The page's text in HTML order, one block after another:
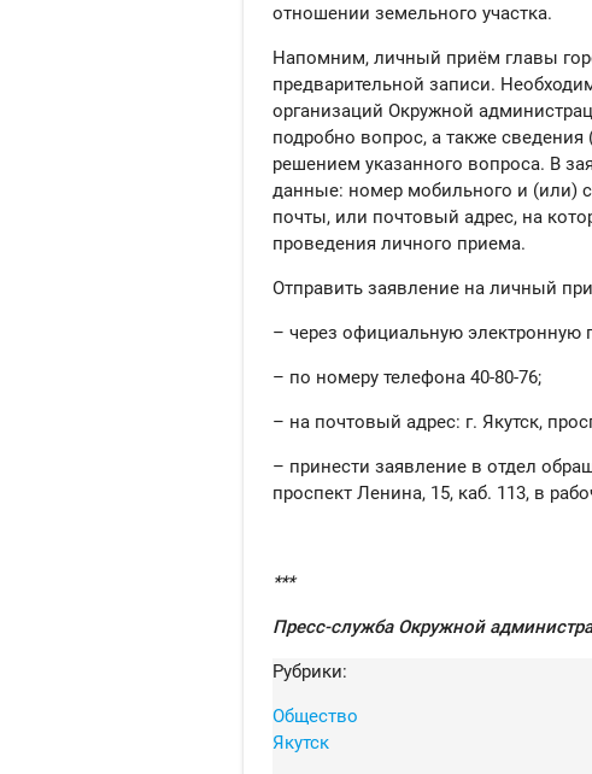
отношении земельного участка.
Напомним, личный приём главы
предварительной записи.
организаций Окружной
подробно вопрос, а также
решением указанного вопроса. В
данные: номер мобильного и (или)
почты, или почтовый адрес, на
проведения личного приема.
Отправить заявление на личный
– через официальную электронную
– по номеру телефона 40-80-76;
– на почтовый адрес: г. Якутск,
– принести заявление в отдел
проспект Ленина, 15, каб. 113, в
***
Пресс-служба Окружной
Рубрики:
Общество
Якутск